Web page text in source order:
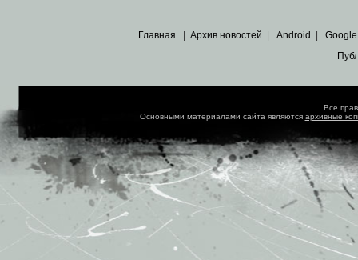
Главная Архив новостей Android Google
Все
Основными материалами сайта являются архивные